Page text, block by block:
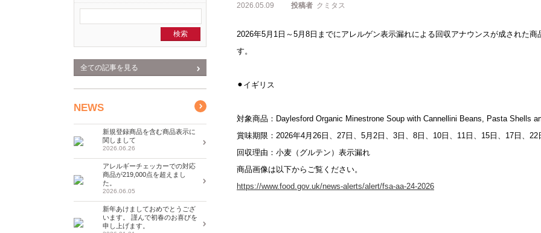
2026.05.09 投稿者 クミタス
2026年5月1日～5月8日までにアレルゲン表示漏れによる回収アナウンスが成された商
す。
⚫︎イギリス
対象商品：Daylesford Organic Minestrone Soup with Cannellini Beans, Pasta Shells
賞味期限：2026年4月26日、27日、5月2日、3日、8日、10日、11日、15日、17日、22
回収理由：小麦（グルテン）表示漏れ
商品画像は以下からご覧ください。
https://www.food.gov.uk/news-alerts/alert/fsa-aa-24-2026
全ての記事を見る
NEWS
新規登録商品を含む商品表示に
関しまして
2026.06.26
アレルギーチェッカーでの対応
商品が219,000点を超えまし
た。
2026.06.05
新年あけましておめでとうござ
います。 謹んで初春のお喜びを
申し上げます。